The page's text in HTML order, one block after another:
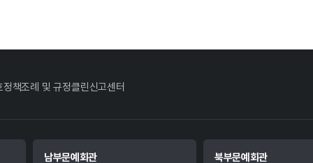
정책조례 및 규정클린신고센터
남부문예회관 북부문예회관